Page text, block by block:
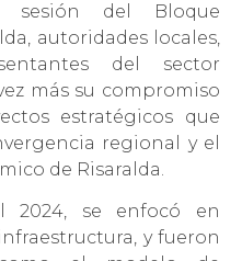
del Bloque
autoridades locales,
del sector
más su compromiso
estratégicos que
regional y el
de Risaralda.
2024, se enfocó en
y fueron